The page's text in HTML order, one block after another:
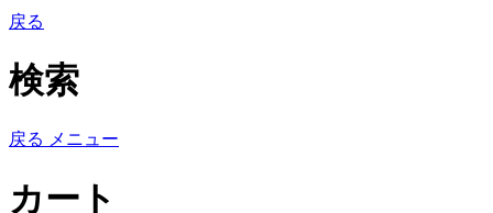
戻る
検索
戻る メニュー
カート